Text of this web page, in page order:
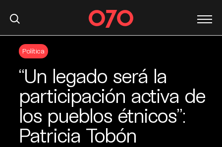
Política
“Un legado será la
participación activa de
los pueblos étnicos”:
Patricia Tobón